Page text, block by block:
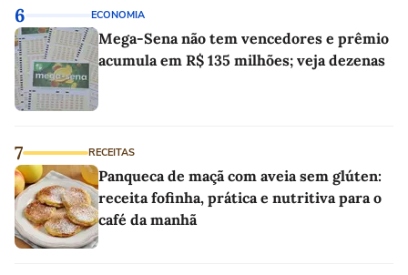
6 ECONOMIA
Mega-Sena não tem vencedores e prêmio
acumula em R$ 135 milhões; veja dezenas
7 RECEITAS
Panqueca de maçã com aveia sem glúten:
receita fofinha, prática e nutritiva para o
café da manhã